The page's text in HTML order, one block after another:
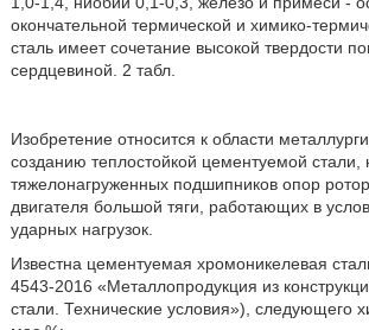
окончательной термической и химико-
сталь имеет сочетание высокой твердости
сердцевиной. 2 табл.
Изобретение относится к области
созданию теплостойкой цементуемой
тяжелонагруженных подшипников опор
двигателя большой тяги, работающих в
ударных нагрузок.
Известна цементуемая хромоникелевая
4543-2016 «Металлопродукция из
стали. Технические условия»), следующего